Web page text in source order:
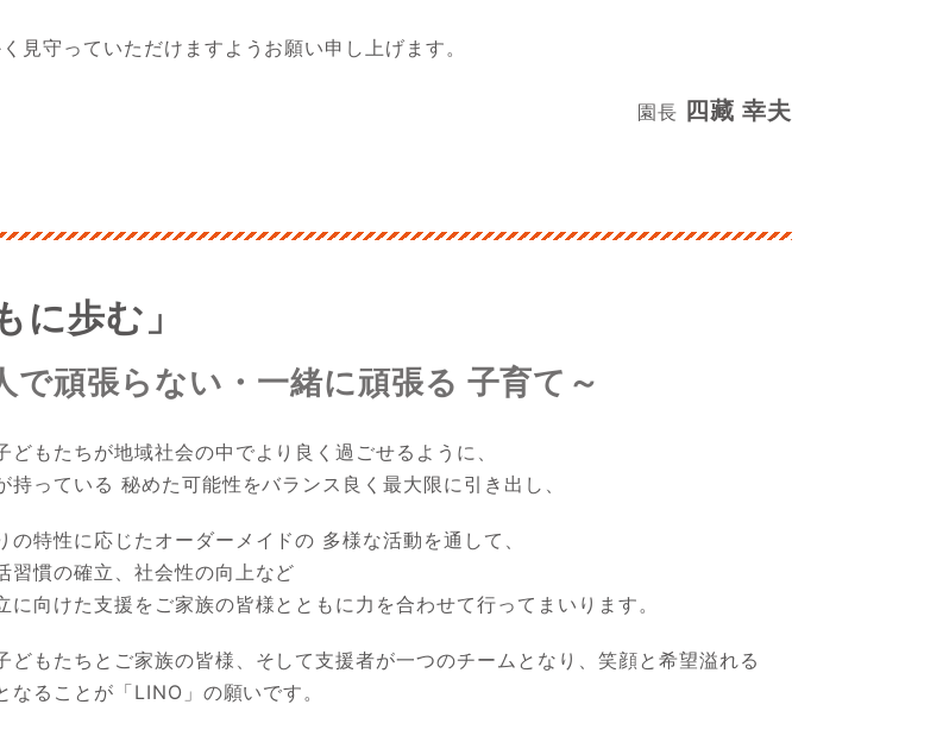
見守っていただけますようお願い申し上げます。
園長 四藏 幸夫
に歩む」
で頑張らない・一緒に頑張る 子育て～
どもたちが地域社会の中でより良く過ごせるように、
持っている 秘めた可能性をバランス良く最大限に引き出し、
の特性に応じたオーダーメイドの 多様な活動を通して、
習慣の確立、社会性の向上など
に向けた支援をご家族の皆様とともに力を合わせて行ってまいります。
どもたちとご家族の皆様、そして支援者が一つのチームとなり、笑顔と希望溢れる
なることが「LINO」の願いです。